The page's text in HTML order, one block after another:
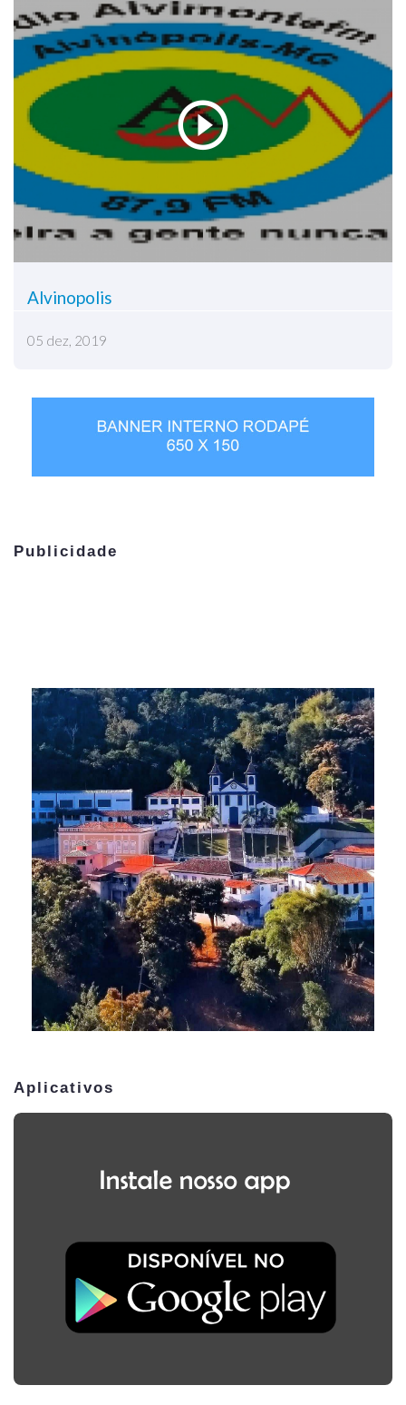
Alvinopolis
05 dez, 2019
Publicidade
Aplicativos